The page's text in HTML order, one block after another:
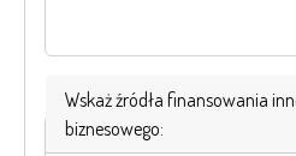
Wskaż źródła finansowania
biznesowego: